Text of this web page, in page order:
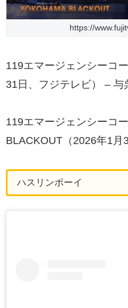
https://
119エマージェンシーコ
31日、フジテレビ） – 与
119エマージェンシーコ
BLACKOUT（2026年1月
ハスリンボーイ